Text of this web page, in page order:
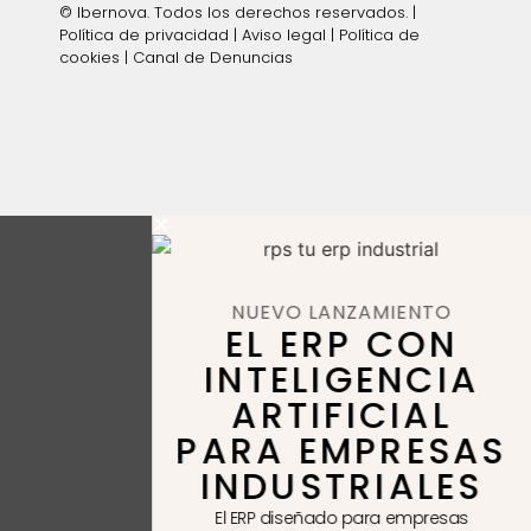
© Ibernova. Todos los derechos reservados. |
Política de privacidad | Aviso legal | Política de
cookies | Canal de Denuncias
NUEVO LANZAMIENTO
EL ERP CON
INTELIGENCIA
ARTIFICIAL
PARA EMPRESAS
INDUSTRIALES
El ERP diseñado para empresas